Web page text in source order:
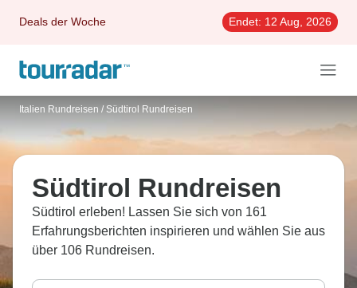
Deals der Woche Endet: 12 Aug, 2026
Italien Rundreisen / Südtirol Rundreisen
Südtirol Rundreisen
Südtirol erleben! Lassen Sie sich von 161
Erfahrungsberichten inspirieren und wählen Sie aus
über 106 Rundreisen.